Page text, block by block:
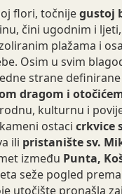
flori, točnijegustoj
čini ugodnim i
plažama i
Osim u svim
strane definirane
dragom i
kulturnu i
ostaci crkvice
ili pristanište sv.
između Punta,
seže pogled
utočište pronašla